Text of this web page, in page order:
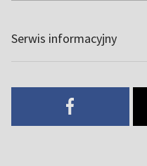
Serwis informacyjny